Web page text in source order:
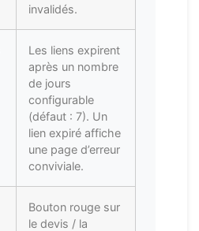
invalidés.
Les liens expirent
après un nombre
de jours
configurable
(défaut : 7). Un
lien expiré affiche
une page d’erreur
conviviale.
Bouton rouge sur
le devis / la